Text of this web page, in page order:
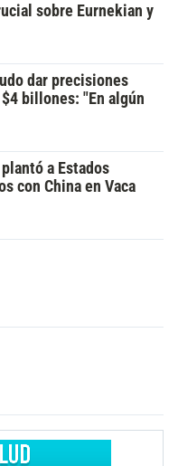
sobre Eurnekian y
dar precisiones
billones: "En algún
a Estados
con China en Vaca